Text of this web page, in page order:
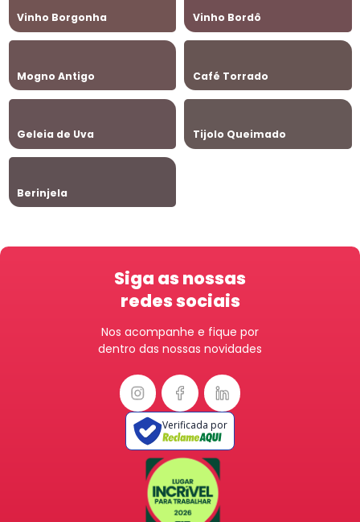
Vinho Borgonha Vinho Bordô
Mogno Antigo Café Torrado
Geleia de Uva Tijolo Queimado
Berinjela
Siga as nossas
redes sociais
Nos acompanhe e fique por
dentro das nossas novidades
Verificada por